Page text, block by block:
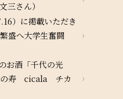
三さん）
）に掲載いただき
盛へ大学生奮闘
お酒「千代の光
の寿 cicala チカ